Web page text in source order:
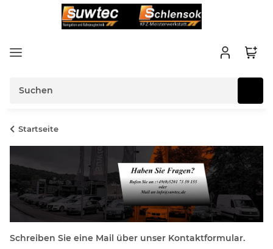
Startseite
Schreiben Sie eine Mail über unser Kontaktformular.